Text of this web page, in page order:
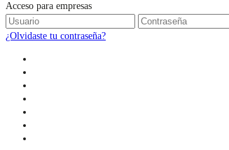
Acceso para empresas
¿Olvidaste tu contraseña?